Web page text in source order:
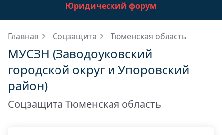
Юридический форум
Главная Соцзащита Тюменская область
МУСЗН (Заводоуковский
городской округ и Упоровский
район)
Соцзащита Тюменская область